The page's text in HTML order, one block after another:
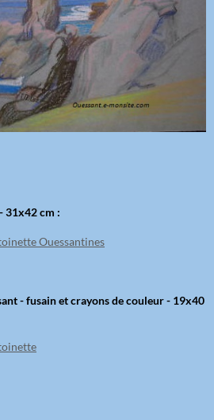
31x42 cm :
- fusain et crayons de couleur - 19x40